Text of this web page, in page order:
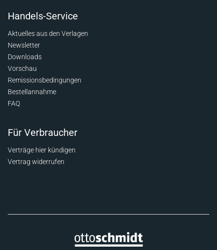
Handels-Service
Aktuelles aus den Verlagen
Newsletter
Downloads
Vorschau
Remissionsbedingungen
Bestellannahme
FAQ
Für Verbraucher
Verträge hier kündigen
Vertrag widerrufen